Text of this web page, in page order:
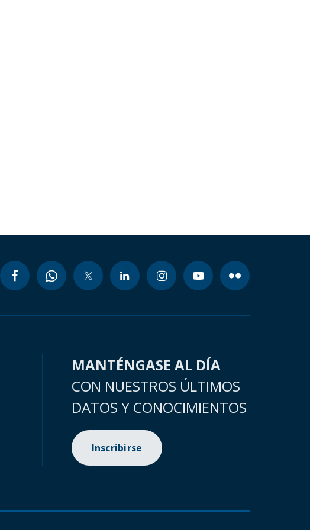
MANTÉNGASE AL DÍA
CON NUESTROS ÚLTIMOS
DATOS Y CONOCIMIENTOS
Inscribirse